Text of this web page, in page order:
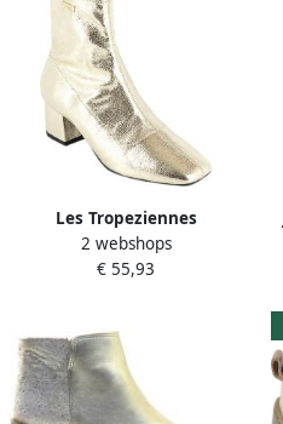
Les Tropeziennes
Dameslaarzen par M.Belarbi
Daniela Yellow Dames
2 webshops
€ 55,93